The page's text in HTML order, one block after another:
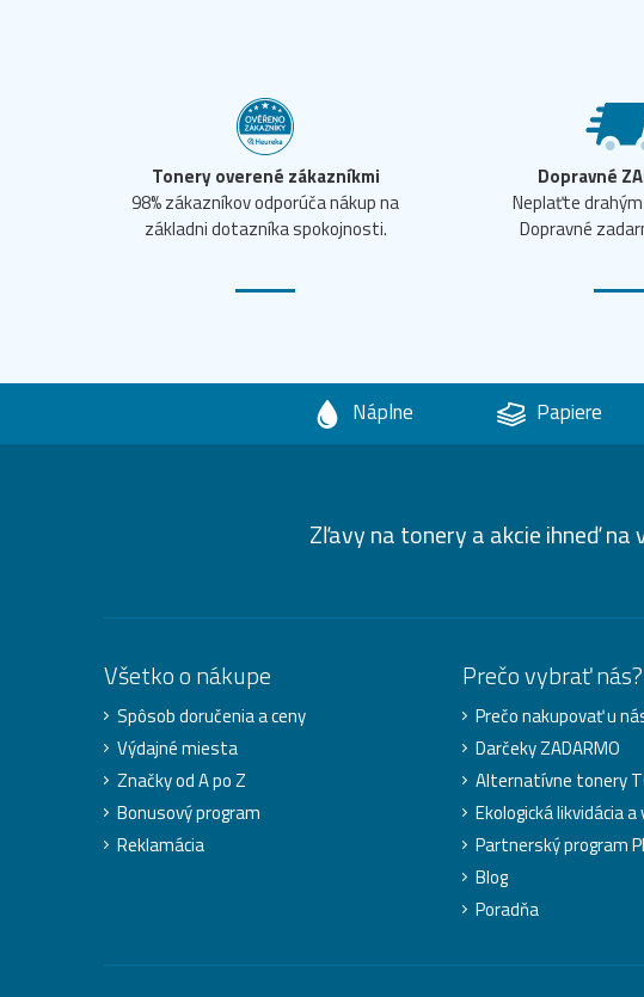
Tonery overené zákazníkmi
98% zákazníkov odporúča nákup na
základni dotazníka spokojnosti.
Dopravné
Neplaťte
Dopravné
Náplne Papiere
Zľavy na tonery a akcie ihneď na
Všetko o nákupe
Spôsob doručenia a ceny
Výdajné miesta
Značky od A po Z
Bonusový program
Reklamácia
Prečo vybrať nás?
Prečo nakupovať u
Darčeky ZADARMO
Alternatívne tonery
Ekologická likvidácia
Partnerský program
Blog
Poradňa